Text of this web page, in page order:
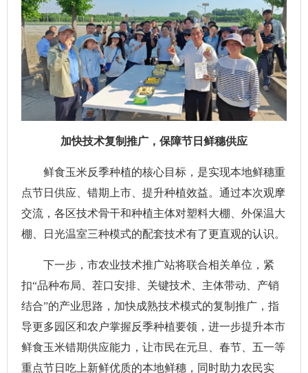
加快技术复制推广，保障节日鲜穗供应
鲜食玉米反季种植的核心目标，是实现本地鲜穗重
点节日供应、错期上市、提升种植效益。通过本次观摩
交流，各区技术骨干和种植主体对塑料大棚、外保温大
棚、日光温室三种模式的配套技术有了更直观的认识。
下一步，市农业技术推广站将联合相关单位，紧
扣“品种布局、茬口安排、关键技术、主体带动、产销
结合”的产业思路，加快成熟技术模式的复制推广，指
导更多园区和农户掌握反季种植要领，进一步提升本市
鲜食玉米错期供应能力，让市民在元旦、春节、五一等
重点节日吃上新鲜优质的本地鲜穗，同时助力农民实